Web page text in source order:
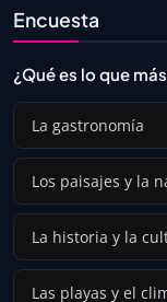
Encuesta
¿Qué es lo que
La gastronomía
Los paisajes y la
La historia y la
Las playas y el